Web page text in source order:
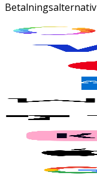
Betalningsalternativ